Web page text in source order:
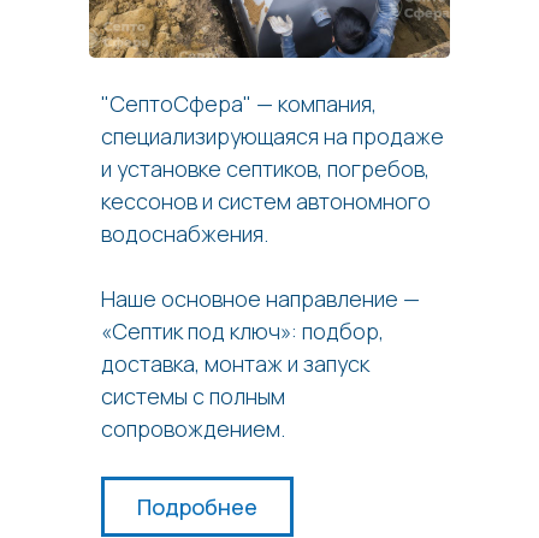
"СептоСфера" — компания,
специализирующаяся на продаже
и установке септиков, погребов,
кессонов и систем автономного
водоснабжения.
Наше основное направление —
«Септик под ключ»: подбор,
доставка, монтаж и запуск
системы с полным
сопровождением.
Подробнее